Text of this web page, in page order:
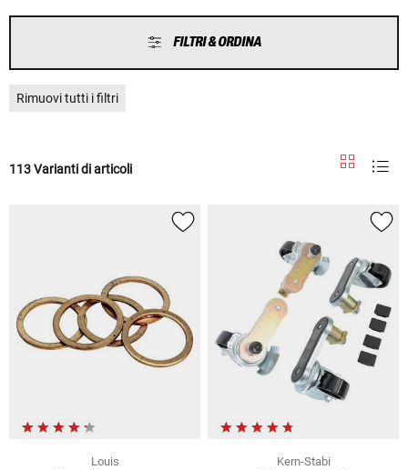
FILTRI & ORDINA
Rimuovi tutti i filtri
113 Varianti di articoli
Louis
Kern-Stabi